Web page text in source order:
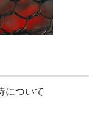
について